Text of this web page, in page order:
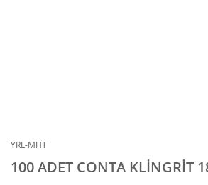
YRL-MHT
100 ADET CONTA KLİNGRİT